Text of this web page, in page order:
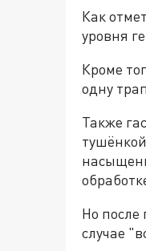
Как
уровня
Кроме
одну
Также
Но после
случае